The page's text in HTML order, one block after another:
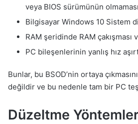
veya BIOS sürümünün
Bilgisayar Windows 10 Sistem
RAM şeridinde RAM çakışması
PC bileşenlerinin yanlış hız
Bunlar, bu BSOD’nin ortaya
değildir ve bu nedenle tam bir PC
Düzeltme